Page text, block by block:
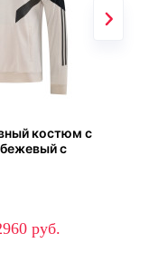
костюм с
с